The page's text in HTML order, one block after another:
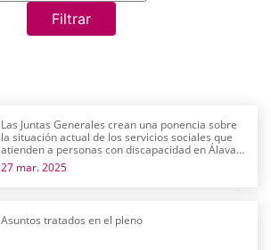
Filtrar
Las Juntas Generales crean una ponencia sobre
la situación actual de los servicios sociales que
atienden a personas con discapacidad en Álava y
su futuro próximo
27 mar. 2025
Asuntos tratados en el pleno